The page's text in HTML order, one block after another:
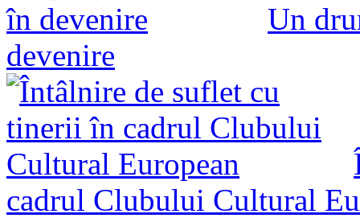
Un
devenire
cadrul Clubului Cultural